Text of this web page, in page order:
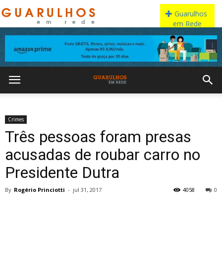
Crimes
Três pessoas foram presas
acusadas de roubar carro no
Presidente Dutra
By Rogério Princiotti - jul 31, 2017 0
4058